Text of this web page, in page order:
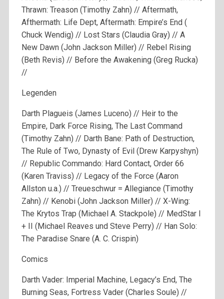
Thrawn: Treason (Timothy Zahn) // Aftermath,
Afthermath: Life Dept, Aftermath: Empire’s End (
Chuck Wendig) // Lost Stars (Claudia Gray) // A
New Dawn (John Jackson Miller) // Rebel Rising
(Beth Revis) // Before the Awakening (Greg Rucka)
//
Legenden
Darth Plagueis (James Luceno) // Heir to the
Empire, Dark Force Rising, The Last Command
(Timothy Zahn) // Darth Bane: Path of Destruction,
The Rule of Two, Dynasty of Evil (Drew Karpyshyn)
// Republic Commando: Hard Contact, Order 66
(Karen Traviss) // Legacy of the Force (Aaron
Allston u.a.) // Treueschwur = Allegiance (Timothy
Zahn) // Kenobi (John Jackson Miller) // X-Wing:
The Krytos Trap (Michael A. Stackpole) // MedStar I
+ II (Michael Reaves und Steve Perry) // Han Solo:
The Paradise Snare (A. C. Crispin)
Comics
Darth Vader: Imperial Machine, Legacy’s End, The
Burning Seas, Fortress Vader (Charles Soule) //